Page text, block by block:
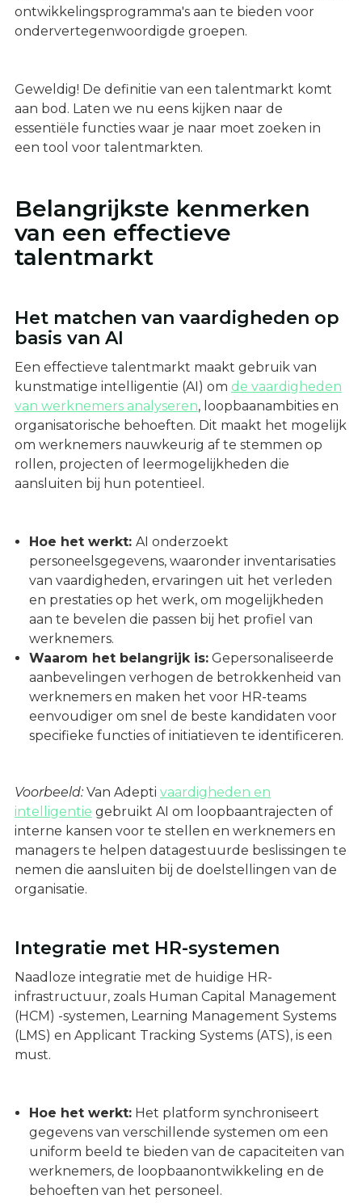
ontwikkelingsprogramma's aan te bieden voor
ondervertegenwoordigde groepen.
Geweldig! De definitie van een talentmarkt komt
aan bod. Laten we nu eens kijken naar de
essentiële functies waar je naar moet zoeken in
een tool voor talentmarkten.
Belangrijkste kenmerken
van een effectieve
talentmarkt
Het matchen van vaardigheden op
basis van AI
Een effectieve talentmarkt maakt gebruik van
kunstmatige intelligentie (AI) om de vaardigheden
van werknemers analyseren, loopbaanambities en
organisatorische behoeften. Dit maakt het mogelijk
om werknemers nauwkeurig af te stemmen op
rollen, projecten of leermogelijkheden die
aansluiten bij hun potentieel.
Hoe het werkt: AI onderzoekt
personeelsgegevens, waaronder inventarisaties
van vaardigheden, ervaringen uit het verleden
en prestaties op het werk, om mogelijkheden
aan te bevelen die passen bij het profiel van
werknemers.
Waarom het belangrijk is:Gepersonaliseerde
aanbevelingen verhogen de betrokkenheid van
werknemers en maken het voor HR-teams
eenvoudiger om snel de beste kandidaten voor
specifieke functies of initiatieven te identificeren.
Voorbeeld:Van Adepti vaardigheden en
intelligentie gebruikt AI om loopbaantrajecten of
interne kansen voor te stellen en werknemers en
managers te helpen datagestuurde beslissingen te
nemen die aansluiten bij de doelstellingen van de
organisatie.
Integratie met HR-systemen
Naadloze integratie met de huidige HR-
infrastructuur, zoals Human Capital Management
(HCM) -systemen, Learning Management Systems
(LMS) en Applicant Tracking Systems (ATS), is een
must.
Hoe het werkt:Het platform synchroniseert
gegevens van verschillende systemen om een
uniform beeld te bieden van de capaciteiten van
werknemers, de loopbaanontwikkeling en de
behoeften van het personeel.